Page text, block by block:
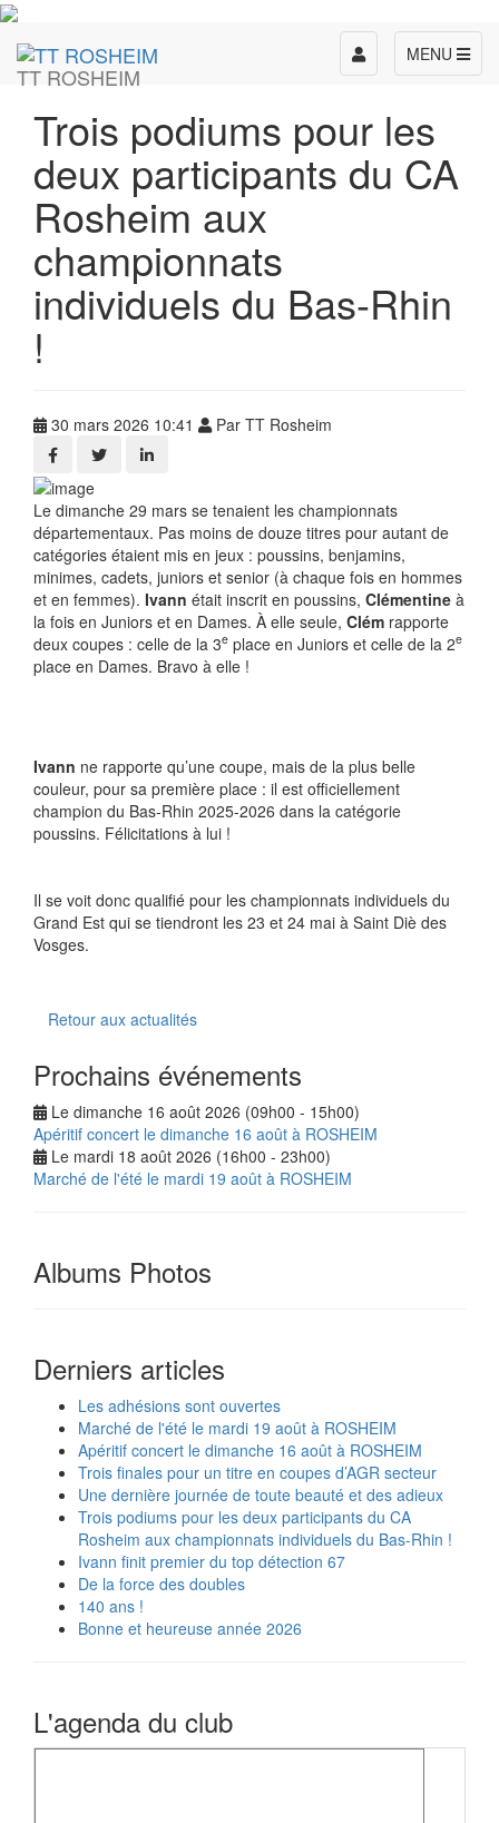
TT ROSHEIM
MENU
Toggle
navigation
Trois podiums pour les
deux participants du CA
Rosheim aux
championnats
individuels du Bas-Rhin
!
30 mars 2026 10:41 Par TT Rosheim
Le dimanche 29 mars se tenaient les championnats
départementaux. Pas moins de douze titres pour autant de
catégories étaient mis en jeux : poussins, benjamins,
minimes, cadets, juniors et senior (à chaque fois en hommes
et en femmes). Ivann était inscrit en poussins, Clémentine à
la fois en Juniors et en Dames. À elle seule, Clém rapporte
deux coupes : celle de la 3e place en Juniors et celle de la 2e
place en Dames. Bravo à elle !
Ivann ne rapporte qu’une coupe, mais de la plus belle
couleur, pour sa première place : il est officiellement
champion du Bas-Rhin 2025-2026 dans la catégorie
poussins. Félicitations à lui !
Il se voit donc qualifié pour les championnats individuels du
Grand Est qui se tiendront les 23 et 24 mai à Saint Diè des
Vosges.
Retour aux actualités
Prochains événements
Le dimanche 16 août 2026 (09h00 - 15h00)
Apéritif concert le dimanche 16 août à ROSHEIM
Le mardi 18 août 2026 (16h00 - 23h00)
Marché de l'été le mardi 19 août à ROSHEIM
Albums Photos
Derniers articles
Les adhésions sont ouvertes
Marché de l'été le mardi 19 août à ROSHEIM
Apéritif concert le dimanche 16 août à ROSHEIM
Trois finales pour un titre en coupes d’AGR secteur
Une dernière journée de toute beauté et des adieux
Trois podiums pour les deux participants du CA
Rosheim aux championnats individuels du Bas-Rhin !
Ivann finit premier du top détection 67
De la force des doubles
140 ans !
Bonne et heureuse année 2026
L'agenda du club